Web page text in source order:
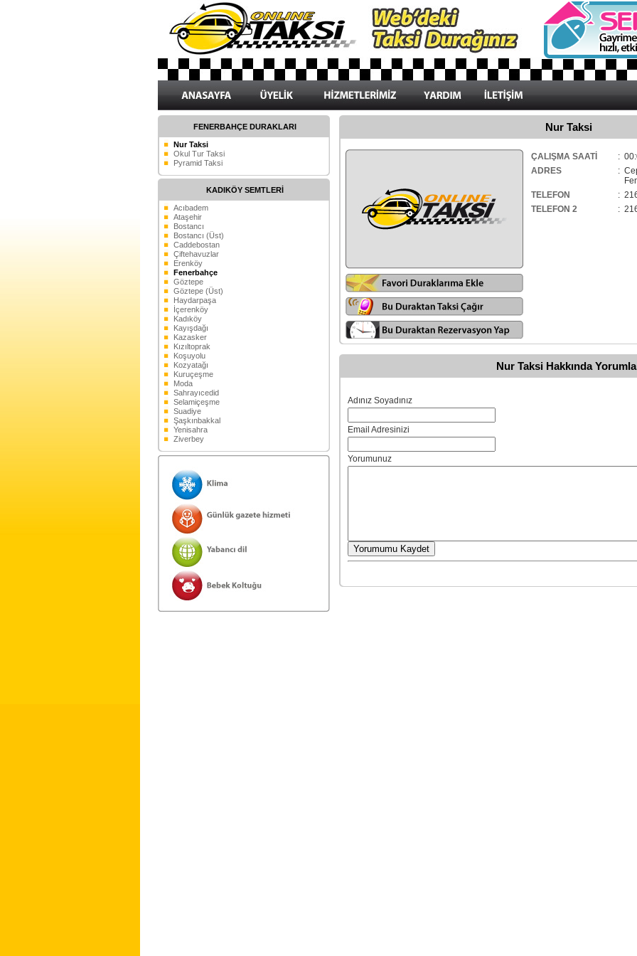
FENERBAHÇE DURAKLARI
Nur Taksi
Okul Tur Taksi
Pyramid Taksi
KADIKÖY SEMTLERİ
Acıbadem
Ataşehir
Bostancı
Bostancı (Üst)
Caddebostan
Çiftehavuzlar
Erenköy
Fenerbahçe
Göztepe
Göztepe (Üst)
Haydarpaşa
İçerenköy
Kadıköy
Kayışdağı
Kazasker
Kızıltoprak
Koşuyolu
Kozyatağı
Kuruçeşme
Moda
Sahrayıcedid
Selamiçeşme
Suadiye
Şaşkınbakkal
Yenisahra
Ziverbey
Nur Taksi
ÇALIŞMA SAATİ
:
ADRES
:
TELEFON
:
TELEFON 2
:
Nur Taksi Hakkında
Adınız Soyadınız
Email Adresinizi
Yorumunuz